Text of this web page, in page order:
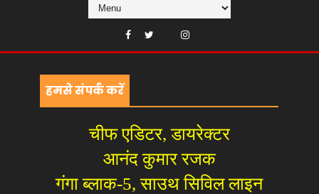
हमसे संपर्क करें
चीफ एडिटर, डायरेक्टर
आनंद कुमार रजक
गंगा ब्लाक-5, साउथ सिविल लाइन